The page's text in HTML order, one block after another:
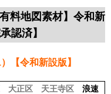
料地図素材】令和新
認済】
【令和新設版】
大正区 天王寺区 浪速